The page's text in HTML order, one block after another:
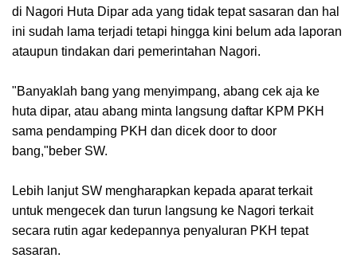
di Nagori Huta Dipar ada yang tidak tepat sasaran dan hal
ini sudah lama terjadi tetapi hingga kini belum ada laporan
ataupun tindakan dari pemerintahan Nagori.
"Banyaklah bang yang menyimpang, abang cek aja ke
huta dipar, atau abang minta langsung daftar KPM PKH
sama pendamping PKH dan dicek door to door
bang,"beber SW.
Lebih lanjut SW mengharapkan kepada aparat terkait
untuk mengecek dan turun langsung ke Nagori terkait
secara rutin agar kedepannya penyaluran PKH tepat
sasaran.